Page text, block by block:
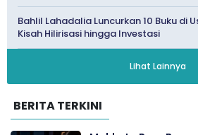
Bahlil Lahadalia Luncurkan 10 Buku di
Kisah Hilirisasi hingga Investasi
Lihat Lainnya
BERITA TERKINI